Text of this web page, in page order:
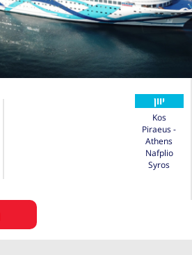
יוון
Kos
Piraeus -
Athens
Nafplio
Syros